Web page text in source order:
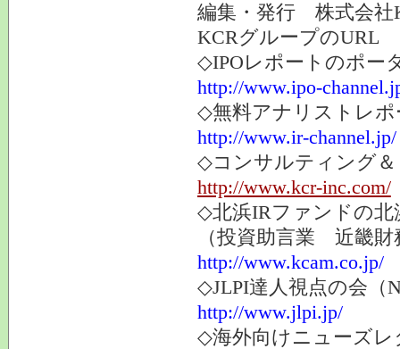
編集・発行 株式会社
KCRグループのURL
◇IPOレポートのポー
http://www.ipo-
◇無料アナリストレ
http://www.ir-channel.jp/
◇コンサルティング＆
http://www.kcr-inc.com/
◇北浜IRファンドの
（投資助言業 近畿財
http://www.kcam.co.jp/
◇JLPI達人視点の会（
http://www.jlpi.jp/
◇海外向けニューズレ